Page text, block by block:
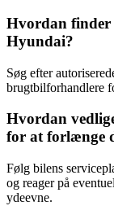
Hvordan finder
Hyundai?
Søg efter
brugtbilforhandlere
Hvordan
for at forlænge
Følg bilens
og reager på
ydeevne.